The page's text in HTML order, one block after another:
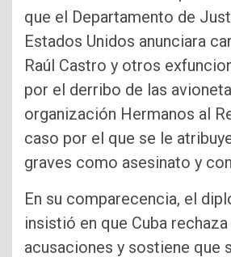
que el Departamento de
Estados Unidos anunciara
Raúl Castro y otros
por el derribo de las
organización Hermanos al
caso por el que se le
graves como asesinato y
En su comparecencia, el
insistió en que Cuba rechaza
acusaciones y sostiene que